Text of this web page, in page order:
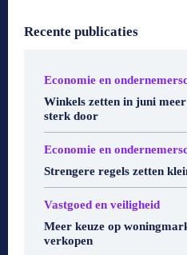
Recente publicaties
Economie en
Winkels zetten in juni
sterk door
Economie en
Strengere regels zetten
Vastgoed en veiligheid
Meer keuze op
verkopen